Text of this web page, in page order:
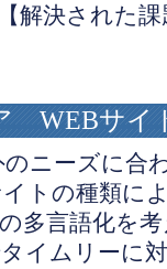
解決された
WEBサイ
のニーズに合
トの種類に
多言語化を
イムリーに